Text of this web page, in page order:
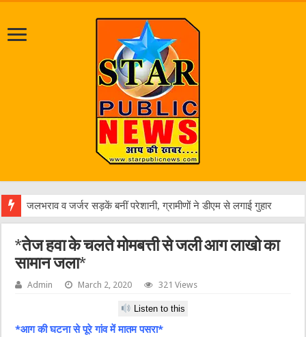
एक वार
*तेज हवा के चलते मोमबत्ती से जली आग लाखो का
सामान जला*
Admin March 2, 2020 321 Views
Listen to this
*आग की घटना से पूरे गांव में मातम पसरा*